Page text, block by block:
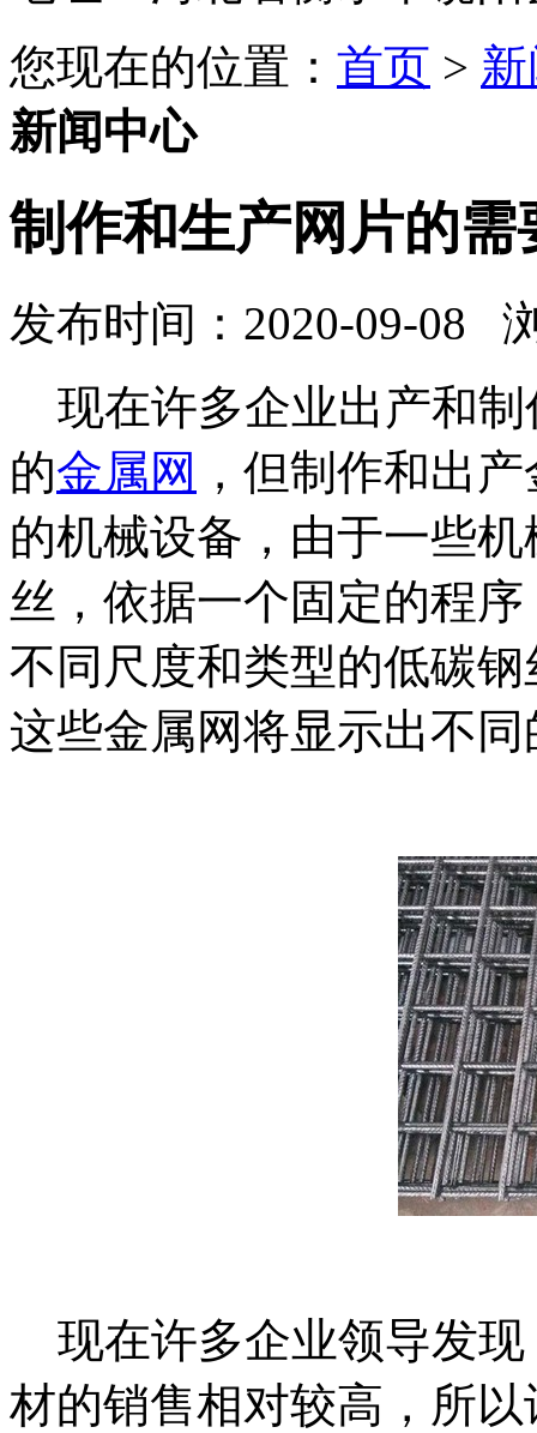
您现在的位置： 首页 >
新闻中心
制作和生产网片的
发布时间：2020-09-08
现在许多企业出产和制
的金属网 ，但制作和出
的机械设备，由于一些
丝，依据一个固定的程
不同尺度和类型的低碳
这些金属网将显示出不
现在许多企业领导发现
材的销售相对较高，所